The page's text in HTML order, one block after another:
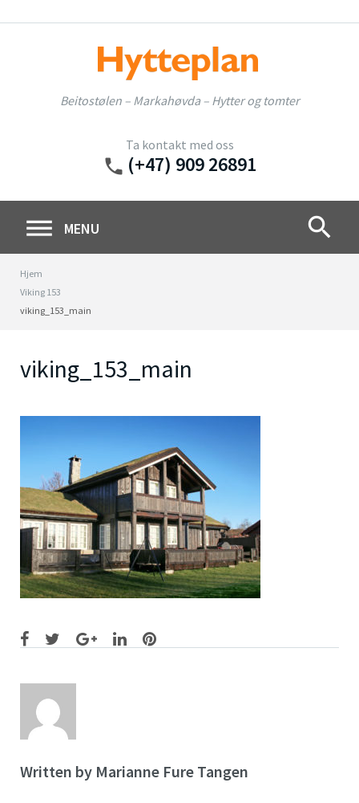
to
Beitostølen – Markahøvda – Hytter og tomter
Ta kontakt med oss
phone (+47) 909 26891
MENU search
Hjem
Viking 153
viking_153_main
viking_153_main
Facebook
TwitterGoogle+
LinkedInPinterest
Written by Marianne Fure Tangen